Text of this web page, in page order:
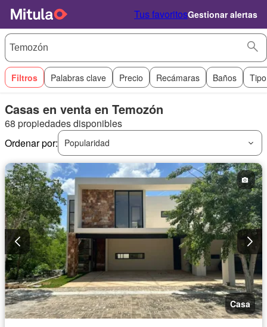
Tus favoritosGestionar alertas
Filtros Palabras clave Precio Recámaras Baños
Casas en venta en Temozón
68 propiedades disponibles
Ordenar por:
Popularidad
Casa